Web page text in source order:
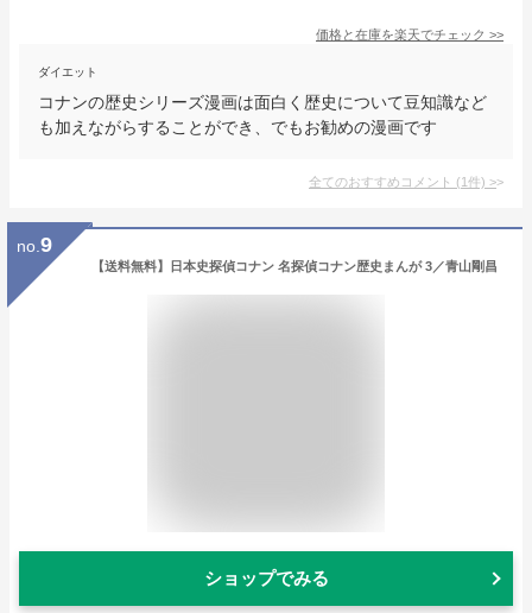
価格と在庫を楽天でチェック >>
ダイエット
コナンの歴史シリーズ漫画は面白く歴史について豆知識など
も加えながらすることができ、でもお勧めの漫画です
全てのおすすめコメント (1件) >
no. 9
【送料無料】日本史探偵コナン 名探偵コナン歴史まんが 3／青山剛昌
ショップでみる